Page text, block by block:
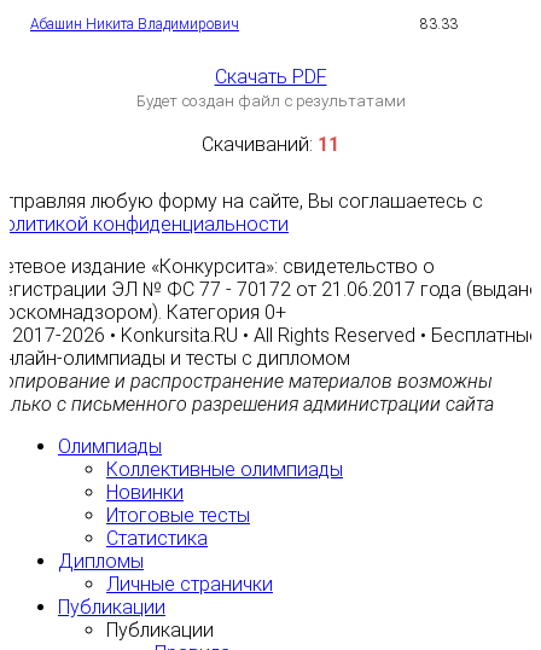
Абашин Никита Владимирович 83.33
Скачать PDF
Будет создан файл с результатами
Скачиваний: 11
любую форму на сайте, Вы соглашаетесь с
конфиденциальности
издание «Конкурсита»: свидетельство о
ЭЛ № ФС 77 - 70172 от 21.06.2017 года (выдано
Категория 0+
2017-2026 • Konkursita.RU • All Rights Reserved • Бесплатные
олимпиады и тесты с дипломом
и распространение материалов возможны
с письменного разрешения администрации сайта
Олимпиады
Коллективные олимпиады
Новинки
Итоговые тесты
Статистика
Дипломы
Личные странички
Публикации
Публикации